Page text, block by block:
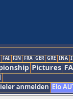
FAI FIN FRA GER GRE INA
Pictures
anmelden Elo